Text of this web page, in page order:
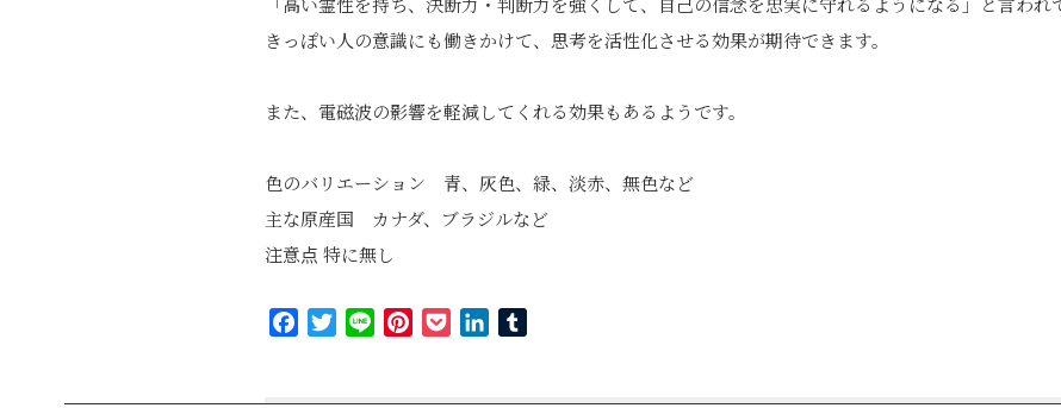
きっぽい人の意識にも働きかけて、思考を活性化させる効果が期待できます。
また、電磁波の影響を軽減してくれる効果もあるようです。
色のバリエーション 青、灰色、緑、淡赤、無色など
主な原産国 カナダ、ブラジルなど
注意点 特に無し
FacebookTwitterLine PinterestPocketLinkedIn